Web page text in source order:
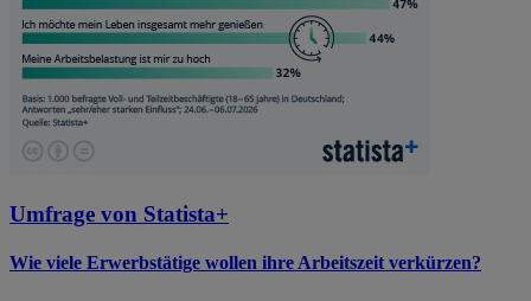
Umfrage von Statista+
Wie viele Erwerbstätige wollen ihre Arbeitszeit verkürzen?